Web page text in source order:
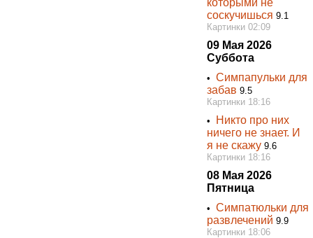
которыми не
соскучишься 9.1
Картинки 02:09
09 Мая 2026
Суббота
•Симпапульки для
забав9.5
Картинки 18:16
•
Никто про них
ничего не знает. И
я не скажу 9.6
Картинки 18:16
08 Мая 2026
Пятница
•Симпатюльки для
развлечений9.9
Картинки 18:06